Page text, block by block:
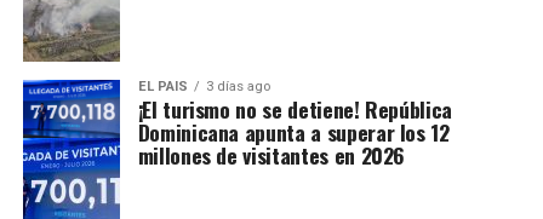
EL PAIS 3 días ago
¡El turismo no se detiene! República
Dominicana apunta a superar los 12
millones de visitantes en 2026